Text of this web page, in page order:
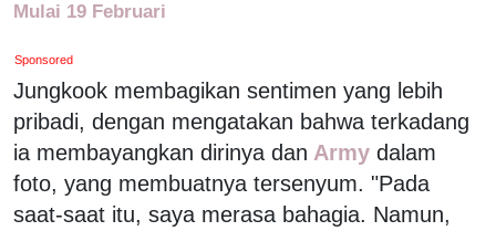
Mulai 19 Februari
Sponsored
Jungkook membagikan sentimen yang lebih
pribadi, dengan mengatakan bahwa terkadang
ia membayangkan dirinya dan Army dalam
foto, yang membuatnya tersenyum. "Pada
saat-saat itu, saya merasa bahagia. Namun,